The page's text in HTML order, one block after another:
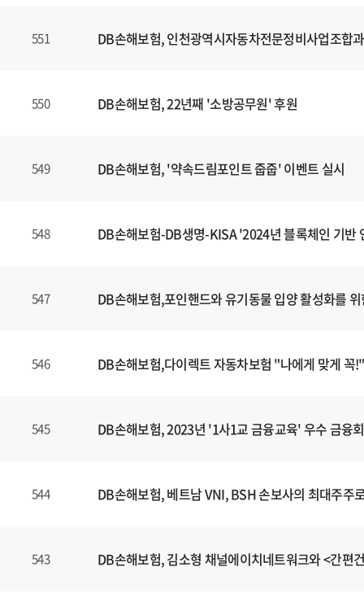
551 DB손해보험, 인천광역시자동차전문정비사업조합
550 DB손해보험, 22년째 '소방공무원' 후원
549 DB손해보험, '약속드림포인트 줍줍' 이벤트 실시
548 DB손해보험-DB생명-KISA '2024년 블록체인 기반
547 DB손해보험,포인핸드와 유기동물 입양 활성화를
546 DB손해보험,다이렉트 자동차보험 "나에게 맞게 꼭
545 DB손해보험, 2023년 '1사1교 금융교육' 우수 금융
544 DB손해보험, 베트남 VNI, BSH 손보사의 최대주주
543 DB손해보험, 김소형 채널에이치네트워크와 <간편